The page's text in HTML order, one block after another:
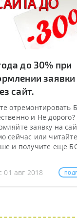
до 30% при
заявки
сайт.
отремонтировать
и Не дорого?
заявку на
сейчас или читайте
и получите еще
01 авг 2018